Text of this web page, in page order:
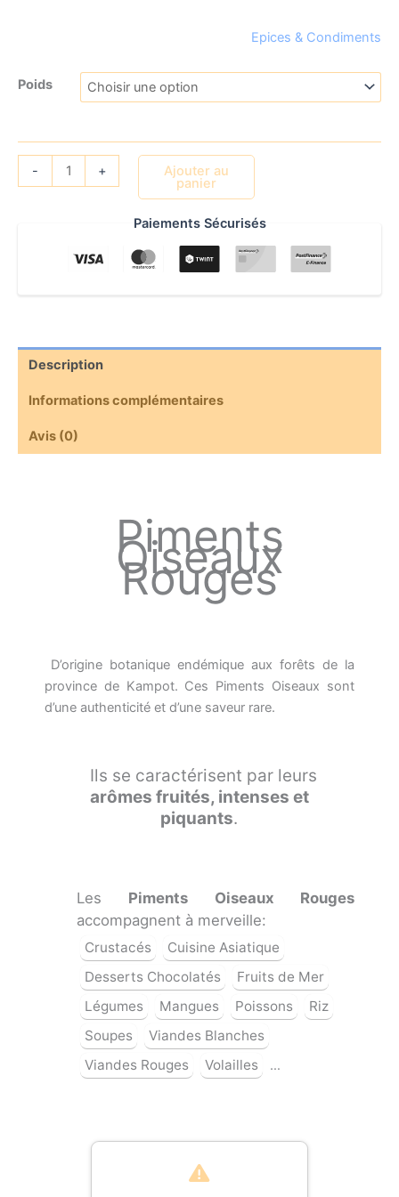
prix :
à
Epices & Condiments
Poids
-
de
+ Ajouter au
panier
Paiements Sécurisés
Description
Informations complémentaires
Avis (0)
Piments
Oiseaux
Rouges
D’origine botanique endémique aux forêts de la
province de Kampot. Ces Piments Oiseaux sont
d’une authenticité et d’une saveur rare.
Ils se caractérisent par leurs
arômes fruités, intenses et
piquants.
Les Piments Oiseaux Rouges
accompagnent à merveille:
Crustacés
Cuisine Asiatique
Desserts Chocolatés
Fruits de Mer
Légumes
Mangues Poissons
Riz
Soupes
Viandes Blanches
Viandes Rouges
Volailles …